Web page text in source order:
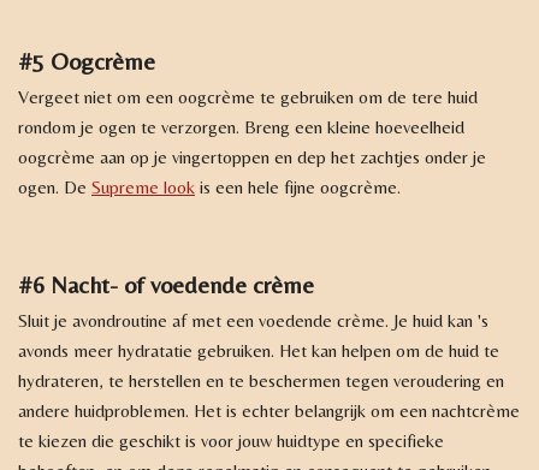
#5 Oogcrème
Vergeet niet om een oogcrème te gebruiken om de tere huid
rondom je ogen te verzorgen. Breng een kleine hoeveelheid
oogcrème aan op je vingertoppen en dep het zachtjes onder je
ogen. De Supreme look is een hele fijne oogcrème.
#6 Nacht- of voedende crème
Sluit je avondroutine af met een voedende crème. Je huid kan 's
avonds meer hydratatie gebruiken. Het kan helpen om de huid te
hydrateren, te herstellen en te beschermen tegen veroudering en
andere huidproblemen. Het is echter belangrijk om een nachtcrème
te kiezen die geschikt is voor jouw huidtype en specifieke